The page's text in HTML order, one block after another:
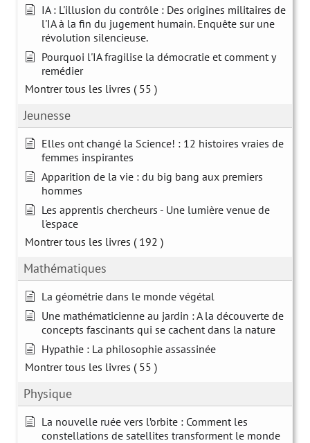
IA : L'illusion du contrôle : Des origines militaires de
l'IA à la fin du jugement humain. Enquête sur une
révolution silencieuse.
Pourquoi l'IA fragilise la démocratie et comment y
remédier
Montrer tous les livres ( 55 )
Jeunesse
Elles ont changé la Science! : 12 histoires vraies de
femmes inspirantes
Apparition de la vie : du big bang aux premiers
hommes
Les apprentis chercheurs - Une lumière venue de
l'espace
Montrer tous les livres ( 192 )
Mathématiques
La géométrie dans le monde végétal
Une mathématicienne au jardin : A la découverte de
concepts fascinants qui se cachent dans la nature
Hypathie : La philosophie assassinée
Montrer tous les livres ( 55 )
Physique
La nouvelle ruée vers l’orbite : Comment les
constellations de satellites transforment le monde